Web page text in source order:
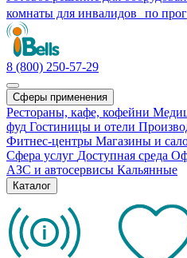
комнаты для инвалидов по
8 (800) 250-57-29
Сферы применения
Рестораны, кафе, кофейни
фуд Гостиницы и отели
Фитнес-центры Магазины и
Сфера услуг Доступная среда
АЗС и автосервисы Кальянные
Каталог